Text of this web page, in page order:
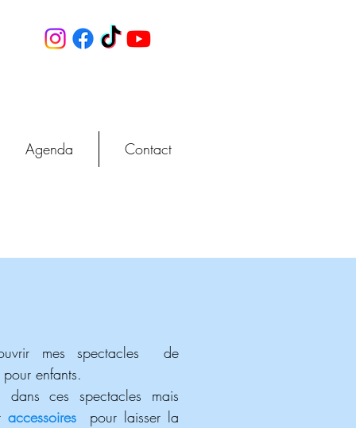
Agenda Contact
mes spectacles de
pour enfants.
dans ces spectacles mais
accessoires pour laisser la